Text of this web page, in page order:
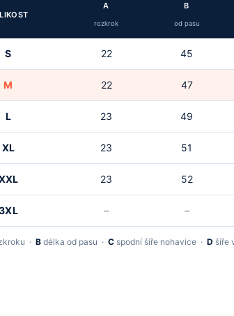
A
rozkrok
B
od pasu
S 22 45
M 22 47
L 23 49
XL 23 51
23 52
– –
· B délka od pasu · C spodní šíře nohavice · D šíře